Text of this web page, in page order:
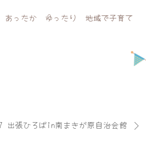
あったか ゆったり 地域で子育て
出張ひろばin南まきが原自治会館